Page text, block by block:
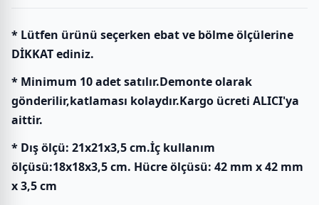
* Lütfen ürünü seçerken ebat ve bölme ölçülerine
DİKKAT ediniz.
* Minimum 10 adet satılır.Demonte olarak
gönderilir,katlaması kolaydır.Kargo ücreti ALICI'ya
aittir.
* Dış ölçü: 21x21x3,5 cm.İç kullanım
ölçüsü:18x18x3,5 cm. Hücre ölçüsü: 42 mm x 42 mm
x 3,5 cm